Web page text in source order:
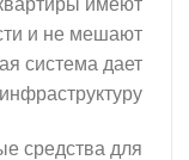
имеют
и не мешают
система дает
средства для